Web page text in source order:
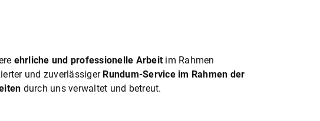
ehrliche und professionelle Arbeit im Rahmen
und zuverlässiger Rundum-Service im Rahmen der
durch uns verwaltet und betreut.